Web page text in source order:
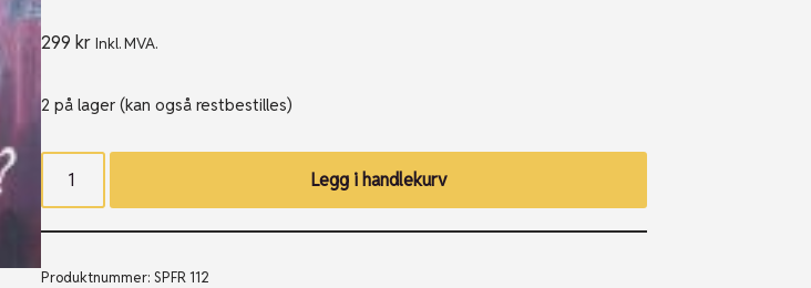
299 kr Inkl. MVA.
2 på lager (kan også restbestilles)
Legg i handlekurv
Produktnummer:SPFR 112